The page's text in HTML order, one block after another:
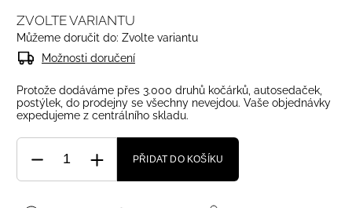
ZVOLTE VARIANTU
Můžeme doručit do: Zvolte variantu
Možnosti doručení
Protože dodáváme přes 3.000 druhů kočárků, autosedaček,
postýlek, do prodejny se všechny nevejdou. Vaše objednávky
expedujeme z centrálního skladu.
PŘIDAT DO KOŠÍKU